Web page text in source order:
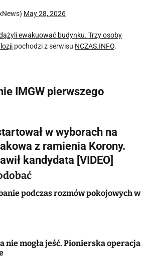
May 28, 2026
ewakuować budynku. Trzy osoby
pochodzi z serwisu NCZAS.INFO.
IMGW pierwszego
w wyborach na
z ramienia Korony.
kandydata [VIDEO]
podczas rozmów pokojowych w
nie mogła jeść. Pionierska operacja